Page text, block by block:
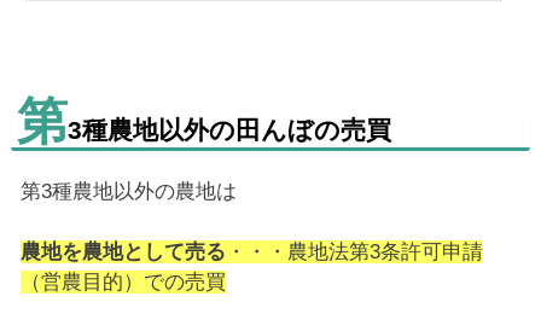
第3種農地以外の田んぼの売買
第3種農地以外の農地は
農地を農地として売る ・・・農地法第3条許可申請
（営農目的）での売買